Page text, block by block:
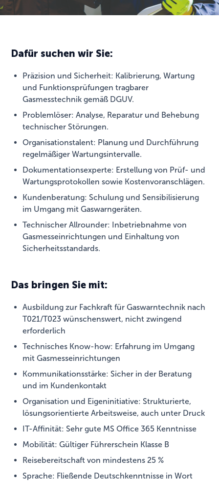
Dafür suchen wir Sie:
Präzision und Sicherheit: Kalibrierung, Wartung
und Funktionsprüfungen tragbarer
Gasmesstechnik gemäß DGUV.
Problemlöser: Analyse, Reparatur und Behebung
technischer Störungen.
Organisationstalent: Planung und Durchführung
regelmäßiger Wartungsintervalle.
Dokumentationsexperte: Erstellung von Prüf- und
Wartungsprotokollen sowie Kostenvoranschlägen.
Kundenberatung: Schulung und Sensibilisierung
im Umgang mit Gaswarngeräten.
Technischer Allrounder: Inbetriebnahme von
Gasmesseinrichtungen und Einhaltung von
Sicherheitsstandards.
Das bringen Sie mit:
Ausbildung zur Fachkraft für Gaswarntechnik nach
T021/T023 wünschenswert, nicht zwingend
erforderlich
Technisches Know-how: Erfahrung im Umgang
mit Gasmesseinrichtungen
Kommunikationsstärke: Sicher in der Beratung
und im Kundenkontakt
Organisation und Eigeninitiative: Strukturierte,
lösungsorientierte Arbeitsweise, auch unter Druck
IT-Affinität: Sehr gute MS Office 365 Kenntnisse
Mobilität: Gültiger Führerschein Klasse B
Reisebereitschaft von mindestens 25 %
Sprache: Fließende Deutschkenntnisse in Wort